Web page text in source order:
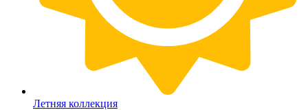
Летняя коллекция